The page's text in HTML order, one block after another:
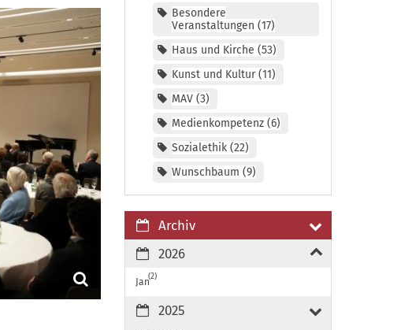
Besondere
Veranstaltungen
17
Haus und Kirche
53
Kunst und Kultur 11
MAV 3
Medienkompetenz 6
Sozialethik 22
Wunschbaum
9
Archiv
2026
Jan2
2025